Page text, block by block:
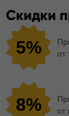
Скидки
5%
от
8%
от